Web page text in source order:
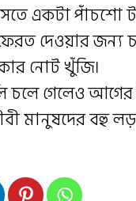
একটা পাঁচশো
দেওয়ার জন্য
নোট খুঁজি।
চলে গেলেও
মানুষদের বহু